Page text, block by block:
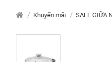
Khuyến mãi SALE GIỮA